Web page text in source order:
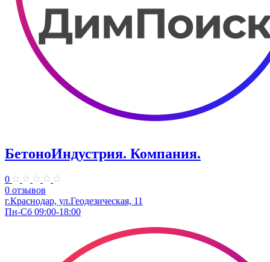
БетоноИндустрия. Компания.
0
0 отзывов
г.Краснодар, ул.Геодезическая, 11
Пн-Сб 09:00-18:00